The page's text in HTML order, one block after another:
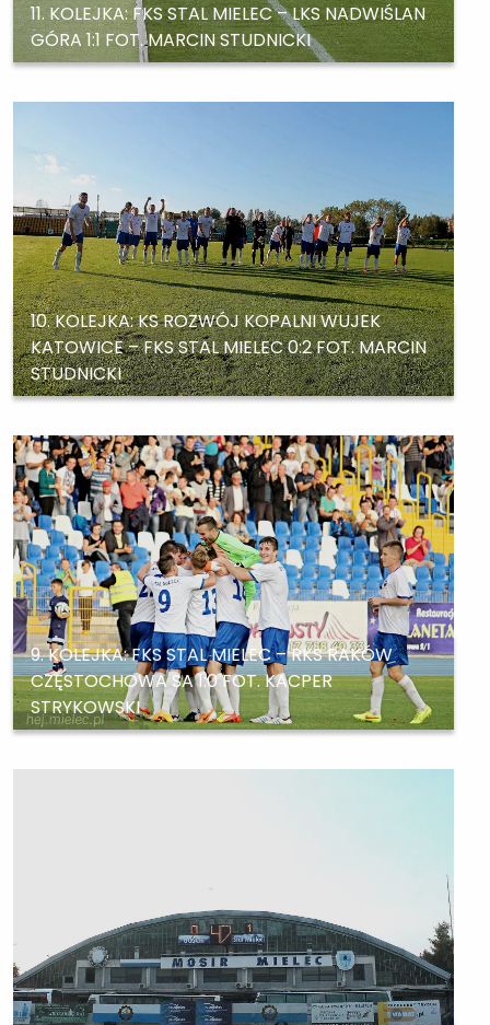
11. KOLEJKA: FKS STAL MIELEC – LKS NADWIŚLAN
GÓRA 1:1 FOT. MARCIN STUDNICKI
10. KOLEJKA: KS ROZWÓJ KOPALNI WUJEK
KATOWICE – FKS STAL MIELEC 0:2 FOT. MARCIN
STUDNICKI
9. KOLEJKA: FKS STAL MIELEC – RKS RAKÓW
CZĘSTOCHOWA SA 1:0 FOT. KACPER
STRYKOWSKI